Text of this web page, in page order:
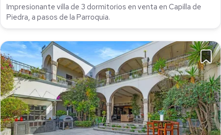
Impresionante villa de 3 dormitorios en venta en Capilla de
Piedra, a pasos de la Parroquia.